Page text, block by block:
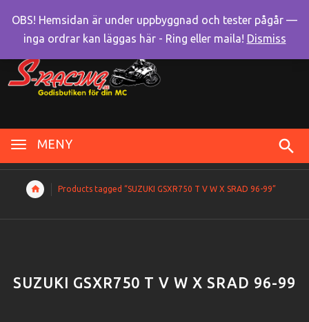
MENY
Products tagged “SUZUKI GSXR750 T V W X SRAD 96-99”
SUZUKI GSXR750 T V W X SRAD 96-99
OBS! Hemsidan är under uppbyggnad och tester pågår —
inga ordrar kan läggas här - Ring eller maila! Dismiss